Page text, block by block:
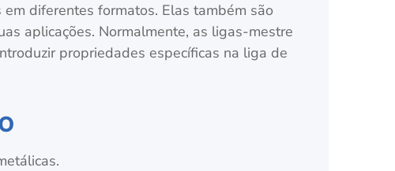
diferentes formatos. Elas também são
aplicações. Normalmente, as ligas-mestre
propriedades específicas na liga de